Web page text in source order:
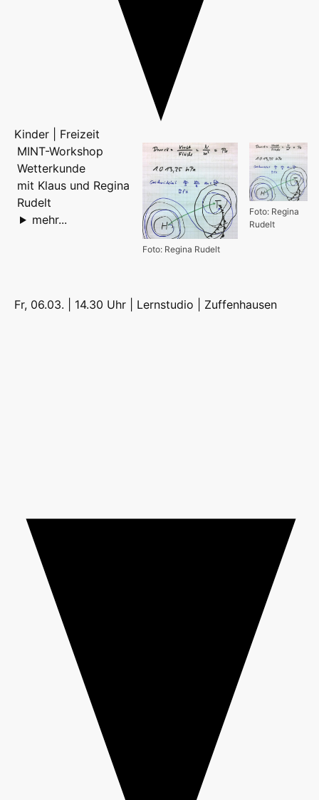
Kinder | Freizeit
Foto: Regina
Rudelt
Foto: Regina Rudelt
MINT-Workshop
Wetterkunde
mit Klaus und Regina
Rudelt
mehr...
Fr, 06.03. | 14.30 Uhr | Lernstudio | Zuffenhausen